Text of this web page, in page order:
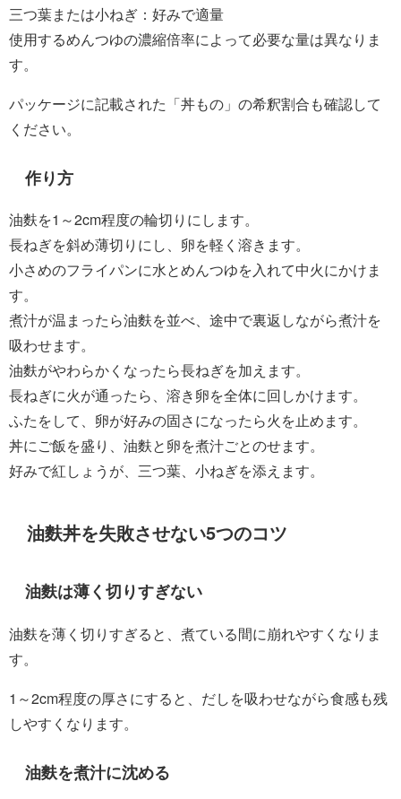
三つ葉または小ねぎ：好みで適量
使用するめんつゆの濃縮倍率によって必要な量は異なりま
す。
パッケージに記載された「丼もの」の希釈割合も確認して
ください。
作り方
油麩を1～2cm程度の輪切りにします。
長ねぎを斜め薄切りにし、卵を軽く溶きます。
小さめのフライパンに水とめんつゆを入れて中火にかけま
す。
煮汁が温まったら油麩を並べ、途中で裏返しながら煮汁を
吸わせます。
油麩がやわらかくなったら長ねぎを加えます。
長ねぎに火が通ったら、溶き卵を全体に回しかけます。
ふたをして、卵が好みの固さになったら火を止めます。
丼にご飯を盛り、油麩と卵を煮汁ごとのせます。
好みで紅しょうが、三つ葉、小ねぎを添えます。
油麩丼を失敗させない5つのコツ
油麩は薄く切りすぎない
油麩を薄く切りすぎると、煮ている間に崩れやすくなりま
す。
1～2cm程度の厚さにすると、だしを吸わせながら食感も残
しやすくなります。
油麩を煮汁に沈める